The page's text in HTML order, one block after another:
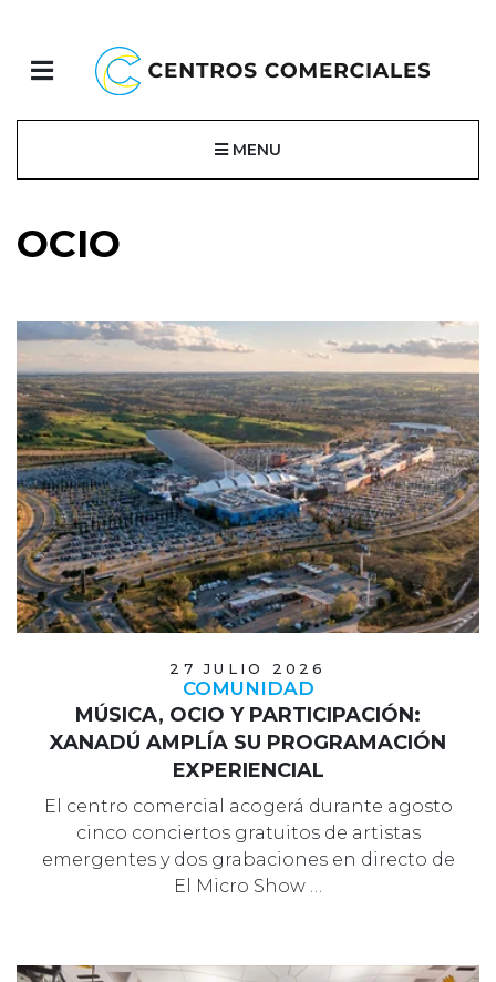
MENU
OCIO
27 JULIO 2026
COMUNIDAD
MÚSICA, OCIO Y PARTICIPACIÓN:
XANADÚ AMPLÍA SU PROGRAMACIÓN
EXPERIENCIAL
El centro comercial acogerá durante agosto
cinco conciertos gratuitos de artistas
emergentes y dos grabaciones en directo de
El Micro Show …